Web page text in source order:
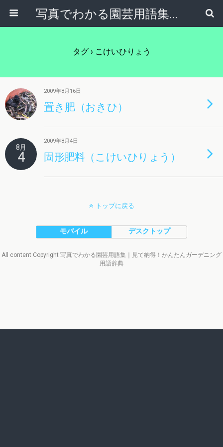
写真でわかる園芸用語集｜見て納得！かんたんガーデニング用語辞典
タグ › こけいひりょう
2009年8月16日
置き肥（おきひ）
8月
4
2009年8月4日
固形肥料（こけいひりょう）
トップに戻る
モバイル デスクトップ
All content Copyright 写真でわかる園芸用語集｜見て納得！かんたんガーデニング
用語辞典